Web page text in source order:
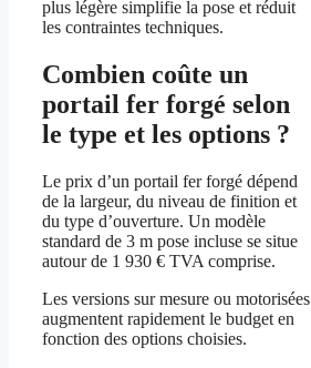
plus légère simplifie la pose et réduit
les contraintes techniques.
Combien coûte un
portail fer forgé selon
le type et les options ?
Le prix d’un portail fer forgé dépend
de la largeur, du niveau de finition et
du type d’ouverture. Un modèle
standard de 3 m pose incluse se situe
autour de 1 930 € TVA comprise.
Les versions sur mesure ou motorisées
augmentent rapidement le budget en
fonction des options choisies.